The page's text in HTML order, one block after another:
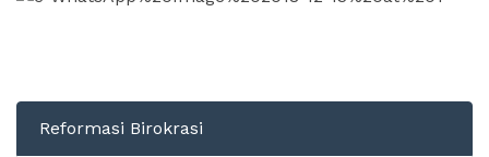
Reformasi Birokrasi